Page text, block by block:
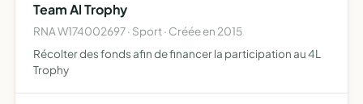
Team Al Trophy
RNA W174002697 · Sport · Créée en 2015
Récolter des fonds afin de financer la participation au 4L
Trophy